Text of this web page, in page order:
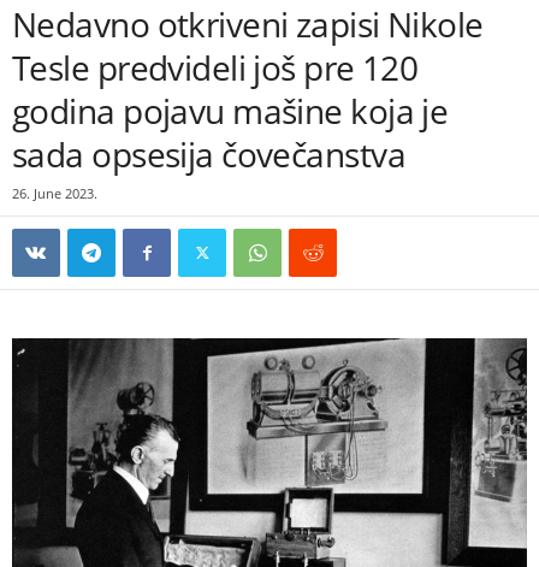
Nedavno otkriveni zapisi Nikole
Tesle predvideli još pre 120
godina pojavu mašine koja je
sada opsesija čovečanstva
26. June 2023.